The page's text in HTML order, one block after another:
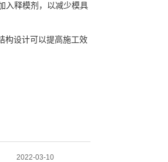
入释模剂，以减少模具
设计可以提高施工效
2022-03-10